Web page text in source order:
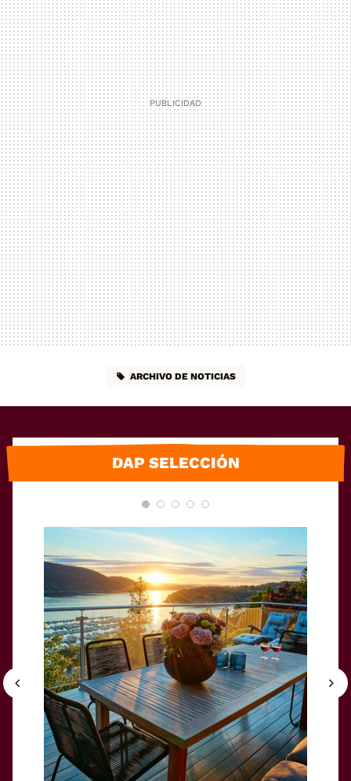
ARCHIVO DE NOTICIAS
DAP SELECCIÓN